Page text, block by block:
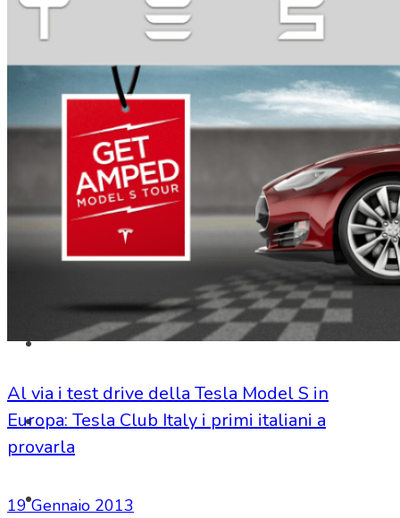
NEWS
SHOP
Al via i test drive della Tesla Model S in
Europa: Tesla Club Italy i primi italiani a
provarla
19 Gennaio 2013